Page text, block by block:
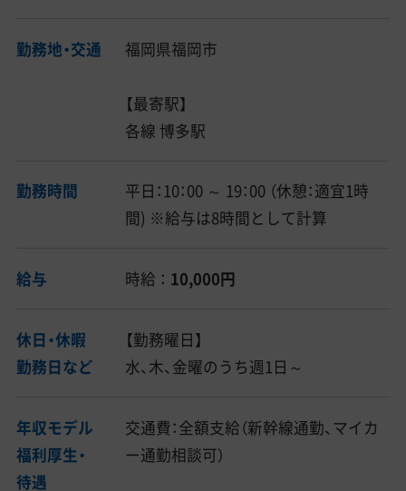
勤務地・交通 福岡県福岡市
【最寄駅】
各線 博多駅
勤務時間
平日：10：00 ～ 19：00 （休憩：適宜1時
間) ※給与は8時間として計算
給与 時給 ： 10,000円
休日・休暇
勤務日など
【勤務曜日】
水、木、金曜のうち週1日～
年収モデル
福利厚生・
待遇
交通費：全額支給（新幹線通勤、マイカ
ー通勤相談可）